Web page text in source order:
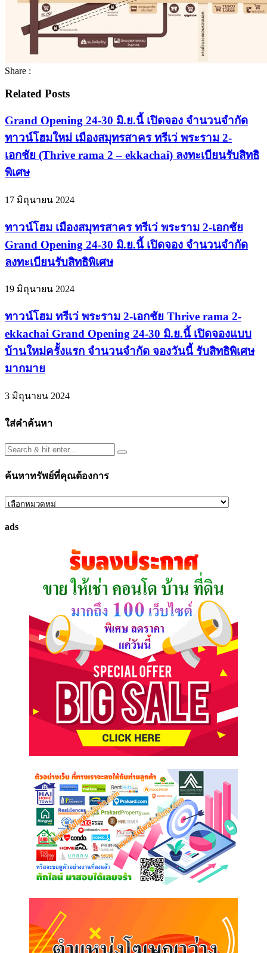
Share :
Related Posts
Grand Opening 24-30 มิ.ย.นี้ เปิดจอง จำนวนจำกัด
ทาวน์โฮมใหม่ เมืองสมุทรสาคร ทรีเว่ พระราม 2-
เอกชัย (Thrive rama 2 – ekkachai) ลงทะเบียนรับสิทธิ
พิเศษ
17 มิถุนายน 2024
ทาวน์โฮม เมืองสมุทรสาคร ทรีเว่ พระราม 2-เอกชัย
Grand Opening 24-30 มิ.ย.นี้ เปิดจอง จำนวนจำกัด
ลงทะเบียนรับสิทธิพิเศษ
19 มิถุนายน 2024
ทาวน์โฮม ทรีเว่ พระราม 2-เอกชัย Thrive rama 2-
ekkachai Grand Opening 24-30 มิ.ย.นี้ เปิดจองแบบ
บ้านใหม่ครั้งแรก จำนวนจำกัด จองวันนี้ รับสิทธิพิเศษ
มากมาย
3 มิถุนายน 2024
ใส่คำค้นหา
ค้นหาทรัพย์ที่คุณต้องการ
ค้นหา
ที่
ads